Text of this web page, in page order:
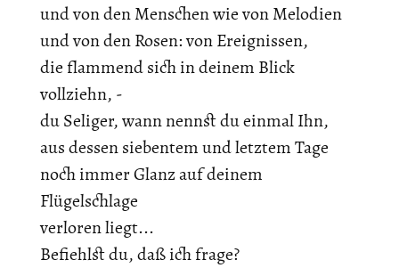
und von den Menschen wie von Melodien
und von den Rosen: von Ereignissen,
die flammend sich in deinem Blick
vollziehn, -
du Seliger, wann nennst du einmal Ihn,
aus dessen siebentem und letztem Tage
noch immer Glanz auf deinem
Flügelschlage
verloren liegt...
Befiehlst du, daß ich frage?